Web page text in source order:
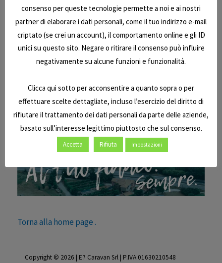
Telefono075 60 94 51
WhatsApp075 60 94 51
emailinfo@e7caravan.it
Torna alla home page .
Copyright © 2026 | E7 Caravan Srl | P.IVA 01630210548
consenso per queste tecnologie permette a noi e ai nostri
partner di elaborare i dati personali, come il tuo indirizzo e-mail
criptato (se crei un account), il comportamento online e gli ID
unici su questo sito. Negare o ritirare il consenso può influire
negativamente su alcune funzioni e funzionalità.
Clicca qui sotto per acconsentire a quanto sopra o per
effettuare scelte dettagliate, incluso l’esercizio del diritto di
rifiutare il trattamento dei dati personali da parte delle aziende,
basato sull’interesse legittimo piuttosto che sul consenso.
Accetta Rifiuta Impostazioni